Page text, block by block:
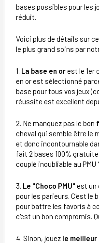
bases possibles pour les
réduit.
Voici plus de détails sur
le plus grand soins par
1. La base en orest le 1er
en or est sélectionné
base pour tous vos jeux
réussite est excellent
2. Ne manquez pas le bon
cheval qui semble être le
et donc incontournable
fait 2 bases 100%
couplé inoubliable au PMU
3. Le "Choco PMU" est un
pour les parieurs. C'est le
pour battre les favoris à
c'est un bon compromis.
4. Sinon, jouez le